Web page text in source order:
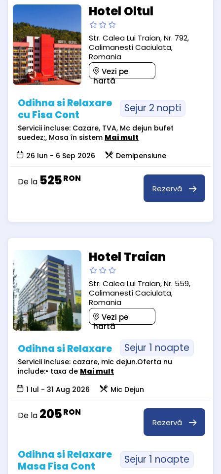
Hotel Oltul
Str. Calea Lui Traian, Nr. 792,
Calimanesti Caciulata,
Romania
Vezi pe
hartă
Odihna si Relaxare
cu Fisa Cont
Sejur 2 nopti
Servicii incluse: Cazare, TVA, Mc dejun bufet
suedez;, Masa în sistem Mai mult
26 Iun - 6 Sep 2026
Demipensiune
De la 525RON
Rezervă
Hotel Traian
Str. Calea Lui Traian, Nr. 559,
Calimanesti Caciulata,
Romania
Vezi pe
hartă
Odihna si Relaxare Sejur 1 noapte
Servicii incluse: cazare, mic dejun.Oferta nu
include:• taxa de Mai mult
1 Iul - 31 Aug 2026
Mic Dejun
De la 205RON
Rezervă
Odihna si Relaxare
Masa Fisa Cont
Sejur 1 noapte